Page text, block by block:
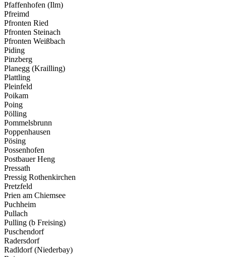
Pfaffenhofen (Ilm)
Pfreimd
Pfronten Ried
Pfronten Steinach
Pfronten Weißbach
Piding
Pinzberg
Planegg (Krailling)
Plattling
Pleinfeld
Poikam
Poing
Pölling
Pommelsbrunn
Poppenhausen
Pösing
Possenhofen
Postbauer Heng
Pressath
Pressig Rothenkirchen
Pretzfeld
Prien am Chiemsee
Puchheim
Pullach
Pulling (b Freising)
Puschendorf
Radersdorf
Radldorf (Niederbay)